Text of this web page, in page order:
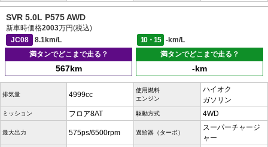
SVR 5.0L P575 AWD
新車時価格2003万円(税込)
JC08
8.1km/L 10・15
-km/L
満タンでどこまで走る？
567km
満タンでどこまで走る？
-km
排気量 4999cc
使用燃料
エンジン
ハイオク
ガソリン
ミッション フロア8AT 駆動方式 4WD
最大出力 575ps/6500rpm 過給器（ターボ）
スーパーチャージ
ャー